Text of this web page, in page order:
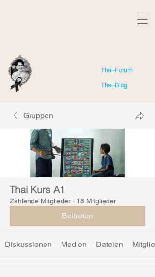
Thai-Blog
Thai-Forum
Gruppen
Thai Kurs A1
Zahlende Mitglieder · 18 Mitglieder
Beitreten
Diskussionen Medien Dateien